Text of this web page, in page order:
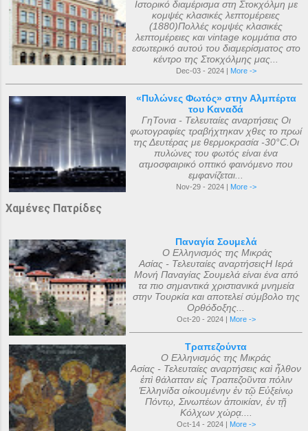
Ιστορικό διαμέρισμα στη Στοκχόλμη με
κομψές κλασικές λεπτομέρειες
(1880)Πολλές κομψές κλασικές
λεπτομέρειες και vintage κομμάτια στο
εσωτερικό αυτού του διαμερίσματος στο
κέντρο της Στοκχόλμης μας...
Dec-03 - 2024 | More ->
«Πυλώνες Φωτός» στην Αλμπέρτα
του Καναδά
ΓηΤονια - Τελευταίες αναρτήσεις Οι
φωτογραφίες τραβήχτηκαν χθες το πρωί
της Δευτέρας με θερμοκρασία -30°C.Οι
πυλώνες του φωτός είναι ένα
ατμοσφαιρικό οπτικό φαινόμενο που
εμφανίζεται...
Nov-29 - 2024 | More ->
Χαμένες Πατρίδες
Παναγία Σουμελά
Ο Ελληνισμός της Μικράς
Ασίας - Τελευταίες αναρτήσειςΗ Ιερά
Μονή Παναγίας Σουμελά είναι ένα από
τα πιο σημαντικά χριστιανικά μνημεία
στην Τουρκία και αποτελεί σύμβολο της
Ορθόδοξης...
Oct-20 - 2024 | More ->
Τραπεζούντα
Ο Ελληνισμός της Μικράς
Ασίας - Τελευταίες αναρτήσεις καὶ ἦλθον
ἐπὶ θάλατταν εἰς Τραπεζοῦντα πόλιν
Ἑλληνίδα οἰκουμένην ἐν τῷ Εὐξείνῳ
Πόντῳ, Σινωπέων ἀποικίαν, ἐν τῇ
Κόλχων χώρᾳ....
Oct-14 - 2024 | More ->